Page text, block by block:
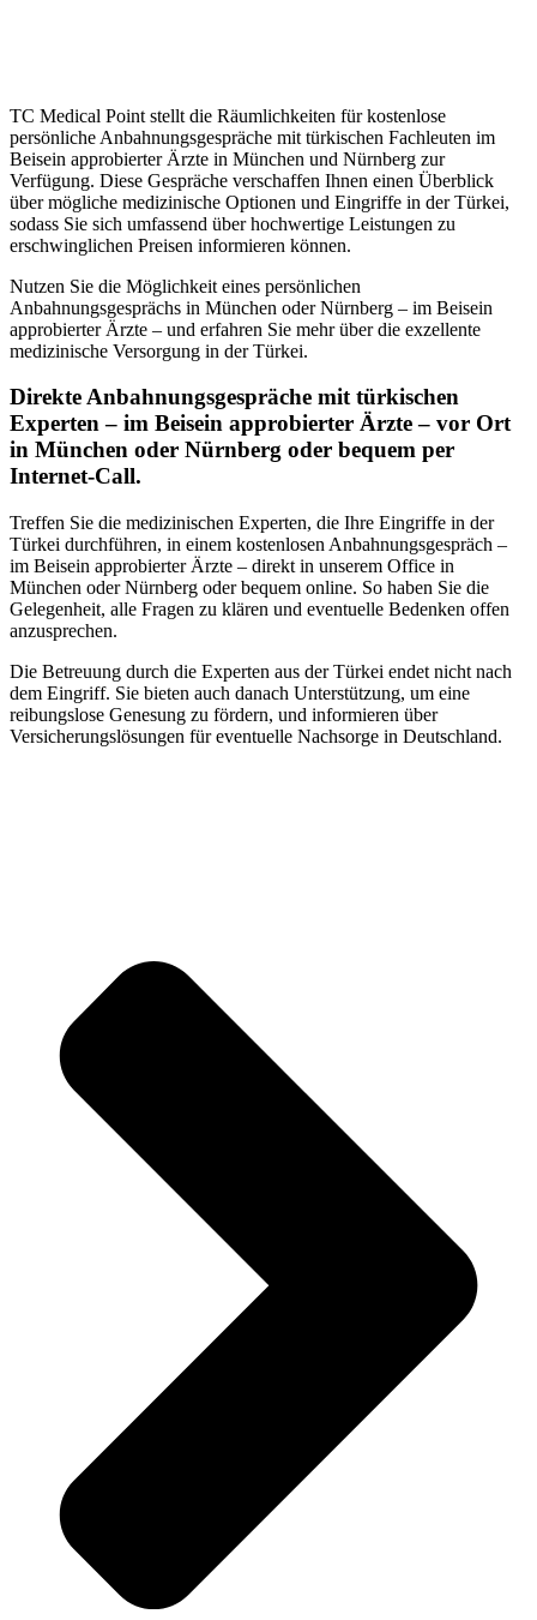
TC Medical Point stellt die Räumlichkeiten für kostenlose
persönliche Anbahnungsgespräche mit türkischen Fachleuten im
Beisein approbierter Ärzte in München und Nürnberg zur
Verfügung. Diese Gespräche verschaffen Ihnen einen Überblick
über mögliche medizinische Optionen und Eingriffe in der Türkei,
sodass Sie sich umfassend über hochwertige Leistungen zu
erschwinglichen Preisen informieren können.
Nutzen Sie die Möglichkeit eines persönlichen
Anbahnungsgesprächs in München oder Nürnberg – im Beisein
approbierter Ärzte – und erfahren Sie mehr über die exzellente
medizinische Versorgung in der Türkei.
Direkte Anbahnungsgespräche mit türkischen
Experten – im Beisein approbierter Ärzte – vor Ort
in München oder Nürnberg oder bequem per
Internet-Call.
Treffen Sie die medizinischen Experten, die Ihre Eingriffe in der
Türkei durchführen, in einem kostenlosen Anbahnungsgespräch –
im Beisein approbierter Ärzte – direkt in unserem Office in
München oder Nürnberg oder bequem online. So haben Sie die
Gelegenheit, alle Fragen zu klären und eventuelle Bedenken offen
anzusprechen.
Die Betreuung durch die Experten aus der Türkei endet nicht nach
dem Eingriff. Sie bieten auch danach Unterstützung, um eine
reibungslose Genesung zu fördern, und informieren über
Versicherungslösungen für eventuelle Nachsorge in Deutschland.